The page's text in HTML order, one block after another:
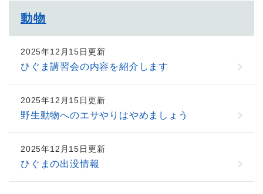
動物
2025年12月15日更新
ひぐま講習会の内容を紹介します
2025年12月15日更新
野生動物へのエサやりはやめましょう
2025年12月15日更新
ひぐまの出没情報